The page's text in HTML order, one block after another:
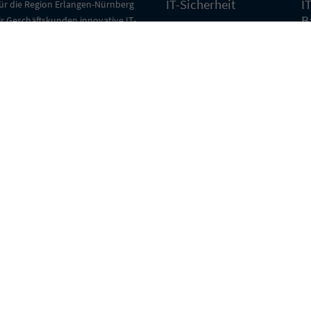
die Region Erlangen-Nürnberg
Geschäftskunden innovative IT-
IT-Sicherheit